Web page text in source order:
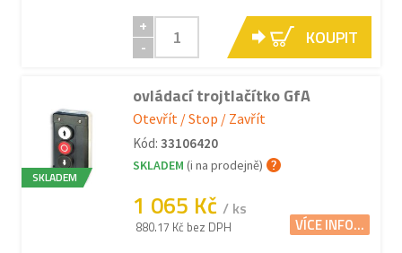
+
-
KOUPIT
SKLADEM
ovládací trojtlačítko GfA
Otevřít / Stop / Zavřít
Kód: 33106420
SKLADEM (i na prodejně)
1 065 Kč / ks
880.17 Kč bez DPH VÍCE INFO...